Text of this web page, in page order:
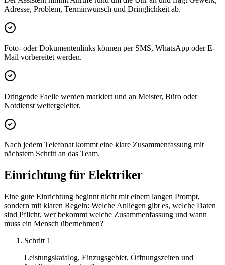
Adresse, Problem, Terminwunsch und Dringlichkeit ab.
Foto- oder Dokumentenlinks können per SMS, WhatsApp oder E-
Mail vorbereitet werden.
Dringende Faelle werden markiert und an Meister, Büro oder
Notdienst weitergeleitet.
Nach jedem Telefonat kommt eine klare Zusammenfassung mit
nächstem Schritt an das Team.
Einrichtung für Elektriker
Eine gute Einrichtung beginnt nicht mit einem langen Prompt,
sondern mit klaren Regeln: Welche Anliegen gibt es, welche Daten
sind Pflicht, wer bekommt welche Zusammenfassung und wann
muss ein Mensch übernehmen?
Schritt 1
Leistungskatalog, Einzugsgebiet, Öffnungszeiten und